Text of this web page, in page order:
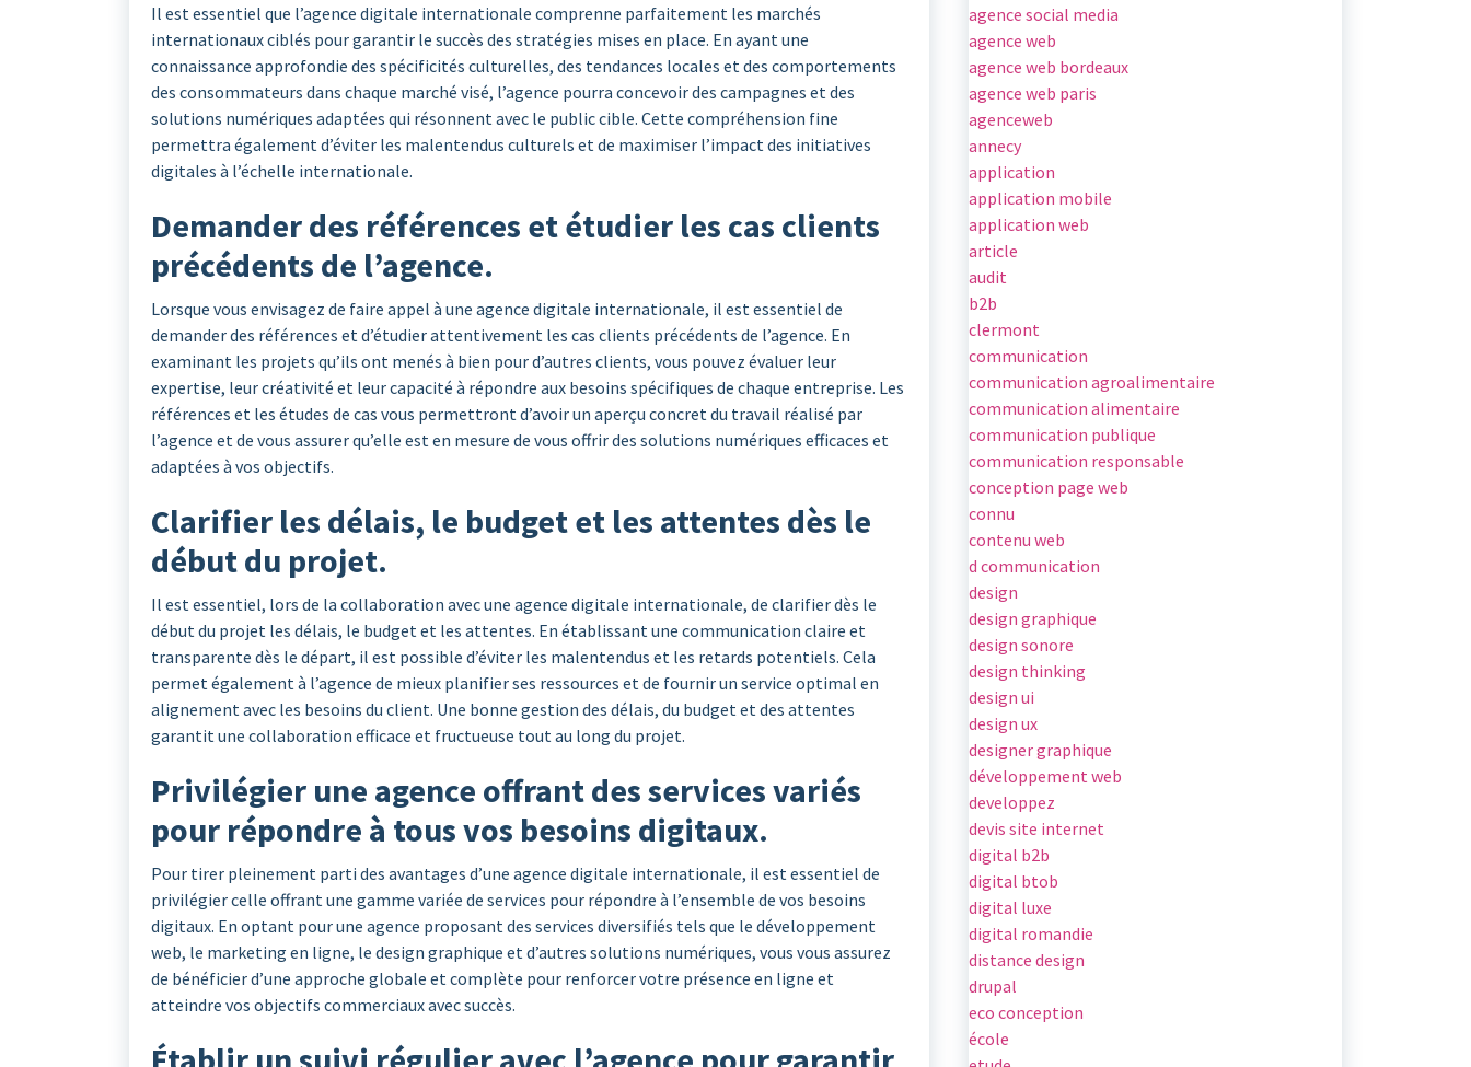
Il est essentiel que l’agence digitale internationale comprenne parfaitement les marchés
internationaux ciblés pour garantir le succès des stratégies mises en place. En ayant une
connaissance approfondie des spécificités culturelles, des tendances locales et des comportements
des consommateurs dans chaque marché visé, l’agence pourra concevoir des campagnes et des
solutions numériques adaptées qui résonnent avec le public cible. Cette compréhension fine
permettra également d’éviter les malentendus culturels et de maximiser l’impact des initiatives
digitales à l’échelle internationale.
Demander des références et étudier les cas clients
précédents de l’agence.
Lorsque vous envisagez de faire appel à une agence digitale internationale, il est essentiel de
demander des références et d’étudier attentivement les cas clients précédents de l’agence. En
examinant les projets qu’ils ont menés à bien pour d’autres clients, vous pouvez évaluer leur
expertise, leur créativité et leur capacité à répondre aux besoins spécifiques de chaque entreprise. Les
références et les études de cas vous permettront d’avoir un aperçu concret du travail réalisé par
l’agence et de vous assurer qu’elle est en mesure de vous offrir des solutions numériques efficaces et
adaptées à vos objectifs.
Clarifier les délais, le budget et les attentes dès le
début du projet.
Il est essentiel, lors de la collaboration avec une agence digitale internationale, de clarifier dès le
début du projet les délais, le budget et les attentes. En établissant une communication claire et
transparente dès le départ, il est possible d’éviter les malentendus et les retards potentiels. Cela
permet également à l’agence de mieux planifier ses ressources et de fournir un service optimal en
alignement avec les besoins du client. Une bonne gestion des délais, du budget et des attentes
garantit une collaboration efficace et fructueuse tout au long du projet.
Privilégier une agence offrant des services variés
pour répondre à tous vos besoins digitaux.
Pour tirer pleinement parti des avantages d’une agence digitale internationale, il est essentiel de
privilégier celle offrant une gamme variée de services pour répondre à l’ensemble de vos besoins
digitaux. En optant pour une agence proposant des services diversifiés tels que le développement
web, le marketing en ligne, le design graphique et d’autres solutions numériques, vous vous assurez
de bénéficier d’une approche globale et complète pour renforcer votre présence en ligne et
atteindre vos objectifs commerciaux avec succès.
agence social media
agence web
agence web bordeaux
agence web paris
agenceweb
annecy
application
application mobile
application web
article
audit
b2b
clermont
communication
communication agroalimentaire
communication alimentaire
communication publique
communication responsable
conception page web
connu
contenu web
d communication
design
design graphique
design sonore
design thinking
design ui
design ux
designer graphique
développement web
developpez
devis site internet
digital b2b
digital btob
digital luxe
digital romandie
distance design
drupal
eco conception
école